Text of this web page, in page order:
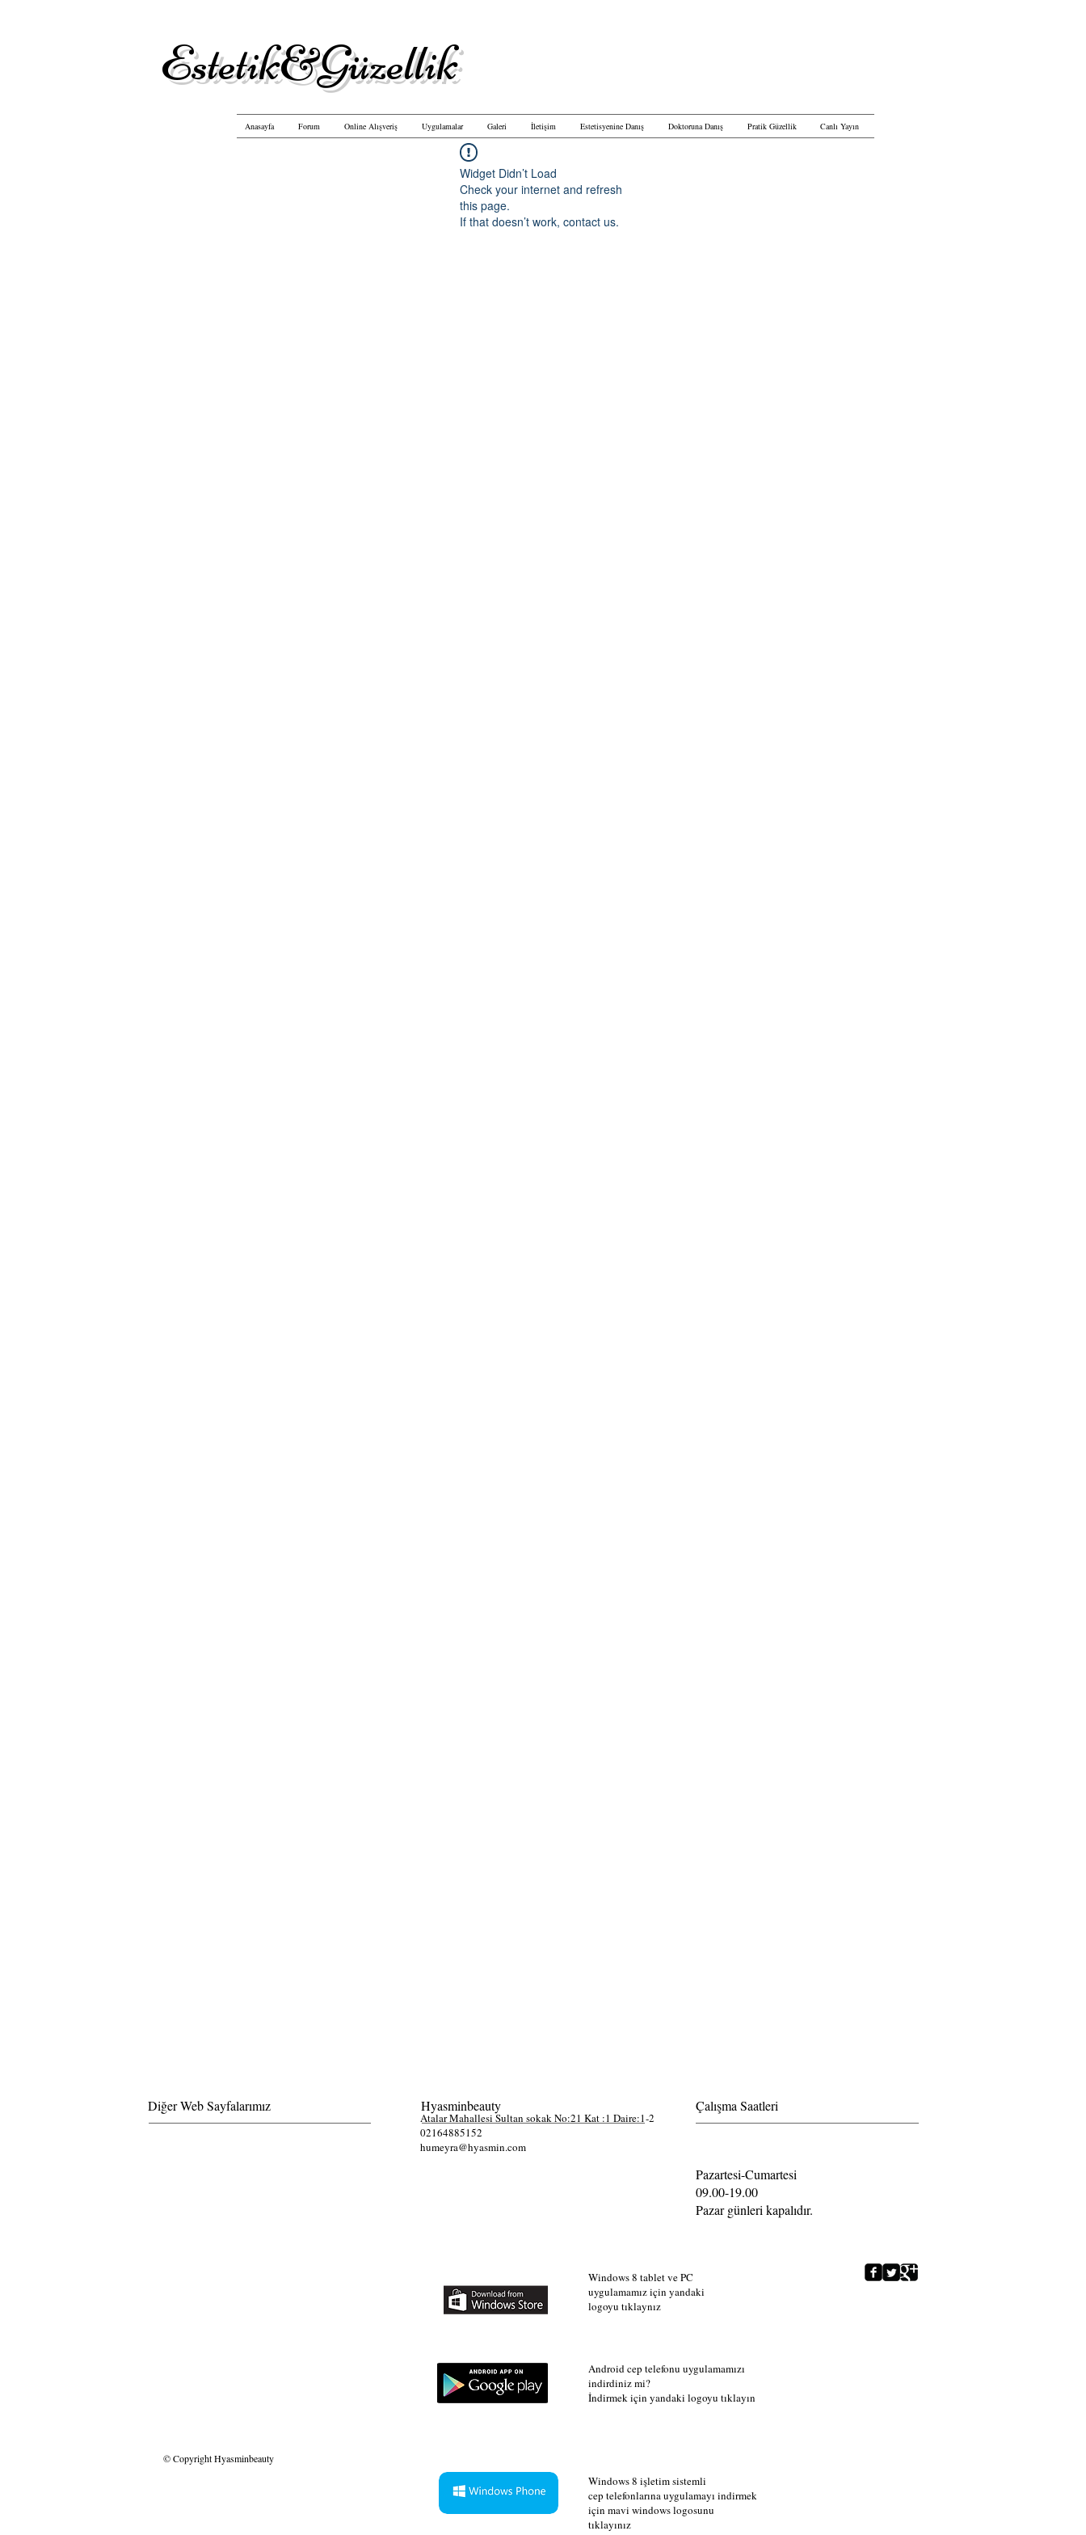
Estetik&Güzellik
Anasayfa Forum Online Alışveriş Uygulamalar Galeri İletişim Estetisyenine Danış Doktoruna Danış Pratik Güzellik Canlı Yayın
Widget Didn’t Load
Check your internet and refresh
this page.
If that doesn’t work, contact us.
Diğer Web Sayfalarımız Hyasminbeauty
Atalar Mahallesi Sultan sokak No:21 Kat :1 Daire:1-2
02164885152
humeyra@hyasmin.com
Çalışma Saatleri
Pazartesi-Cumartesi
09.00-19.00
Pazar günleri kapalıdır.
Android cep telefonu uygulamamızı
indirdiniz mi?
İndirmek için yandaki logoyu tıklayın
Windows 8 tablet ve PC
uygulamamız için yandaki
logoyu tıklaynız
© Copyright Hyasminbeauty
Windows 8 işletim sistemli
cep telefonlarına uygulamayı indirmek
için mavi windows logosunu
tıklayınız